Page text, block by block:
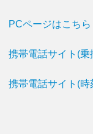
PCページはこちら
携帯電話サイト(乗
携帯電話サイト(時